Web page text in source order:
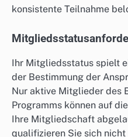
konsistente Teilnahme
Ihr Mitgliedsstatus spielt
der Bestimmung der
Nur aktive Mitglieder des
Programms können auf
Ihre Mitgliedschaft
qualifizieren Sie sich